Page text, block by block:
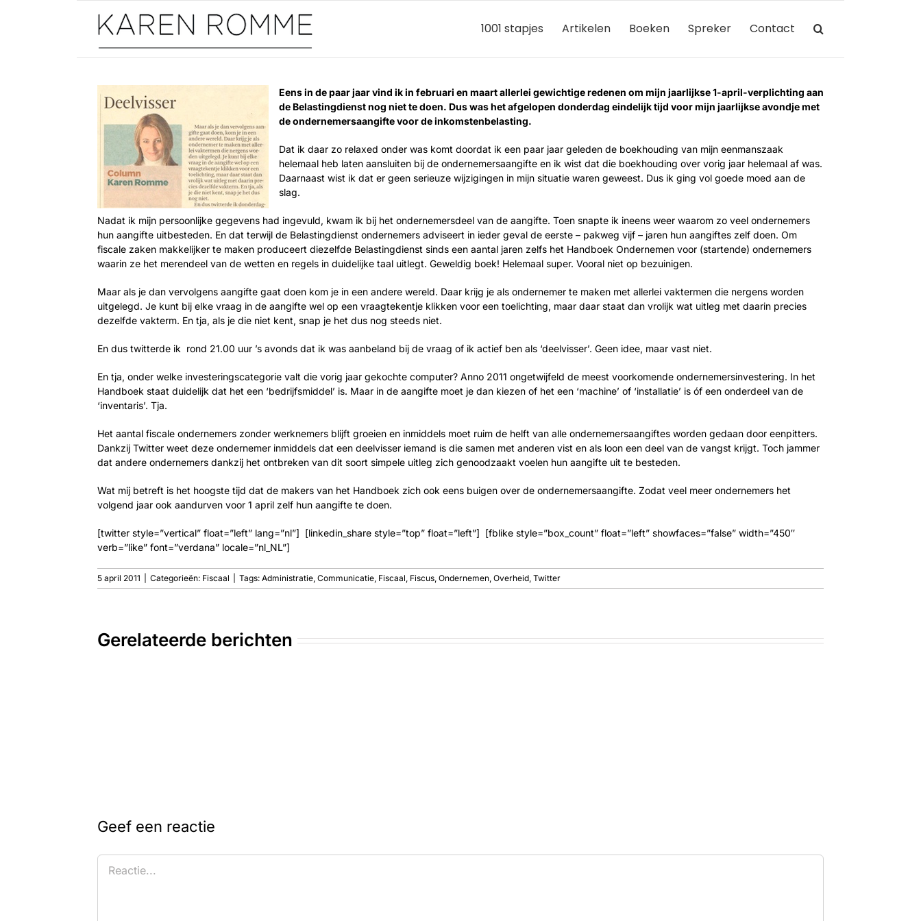
1001 stapjes Artikelen Boeken Spreker Contact
Eens in de paar jaar vind ik in februari en maart allerlei gewichtige redenen om mijn jaarlijkse 1-april-verplichting aan
de Belastingdienst nog niet te doen. Dus was het afgelopen donderdag eindelijk tijd voor mijn jaarlijkse avondje met
de ondernemersaangifte voor de inkomstenbelasting.
Dat ik daar zo relaxed onder was komt doordat ik een paar jaar geleden de boekhouding van mijn eenmanszaak
helemaal heb laten aansluiten bij de ondernemersaangifte en ik wist dat die boekhouding over vorig jaar helemaal af was.
Daarnaast wist ik dat er geen serieuze wijzigingen in mijn situatie waren geweest. Dus ik ging vol goede moed aan de
slag.
Nadat ik mijn persoonlijke gegevens had ingevuld, kwam ik bij het ondernemersdeel van de aangifte. Toen snapte ik ineens weer waarom zo veel ondernemers
hun aangifte uitbesteden. En dat terwijl de Belastingdienst ondernemers adviseert in ieder geval de eerste – pakweg vijf – jaren hun aangiftes zelf doen. Om
fiscale zaken makkelijker te maken produceert diezelfde Belastingdienst sinds een aantal jaren zelfs het Handboek Ondernemen voor (startende) ondernemers
waarin ze het merendeel van de wetten en regels in duidelijke taal uitlegt. Geweldig boek! Helemaal super. Vooral niet op bezuinigen.
Maar als je dan vervolgens aangifte gaat doen kom je in een andere wereld. Daar krijg je als ondernemer te maken met allerlei vaktermen die nergens worden
uitgelegd. Je kunt bij elke vraag in de aangifte wel op een vraagtekentje klikken voor een toelichting, maar daar staat dan vrolijk wat uitleg met daarin precies
dezelfde vakterm. En tja, als je die niet kent, snap je het dus nog steeds niet.
En dus twitterde ik rond 21.00 uur ’s avonds dat ik was aanbeland bij de vraag of ik actief ben als ‘deelvisser’. Geen idee, maar vast niet.
En tja, onder welke investeringscategorie valt die vorig jaar gekochte computer? Anno 2011 ongetwijfeld de meest voorkomende ondernemersinvestering. In het
Handboek staat duidelijk dat het een ‘bedrijfsmiddel’ is. Maar in de aangifte moet je dan kiezen of het een ‘machine’ of ‘installatie’ is óf een onderdeel van de
‘inventaris’. Tja.
Het aantal fiscale ondernemers zonder werknemers blijft groeien en inmiddels moet ruim de helft van alle ondernemersaangiftes worden gedaan door eenpitters.
Dankzij Twitter weet deze ondernemer inmiddels dat een deelvisser iemand is die samen met anderen vist en als loon een deel van de vangst krijgt. Toch jammer
dat andere ondernemers dankzij het ontbreken van dit soort simpele uitleg zich genoodzaakt voelen hun aangifte uit te besteden.
Wat mij betreft is het hoogste tijd dat de makers van het Handboek zich ook eens buigen over de ondernemersaangifte. Zodat veel meer ondernemers het
volgend jaar ook aandurven voor 1 april zelf hun aangifte te doen.
[twitter style=”vertical” float=”left” lang=”nl”] [linkedin_share style=”top” float=”left”] [fblike style=”box_count” float=”left” showfaces=”false” width=”450″
verb=”like” font=”verdana” locale=”nl_NL”]
5 april 2011 Categorieën: Fiscaal Tags: Administratie, Communicatie, Fiscaal, Fiscus, Ondernemen, Overheid, Twitter
Gerelateerde berichten
Geef een reactie
Reactie